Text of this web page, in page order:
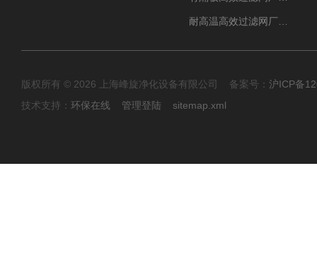
版权所有 © 2026 上海峰旋净化设备有限公司 备案号： 沪ICP备
技术支持： 环保在线 管理登陆 sitemap.xml